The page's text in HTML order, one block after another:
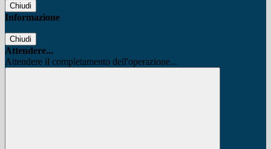
Chiudi
Informazione
Chiudi
Attendere...
Attendere il completamento dell'operazione...